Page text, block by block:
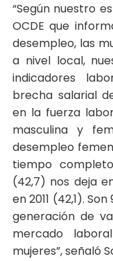
“Según nuestro
OCDE que
desempleo, las
a nivel local,
indicadores
brecha salarial
en la fuerza
masculina y
desempleo
tiempo
(42,7) nos deja
en 2011 (42,1).
generación de
mercado
mujeres”, señaló